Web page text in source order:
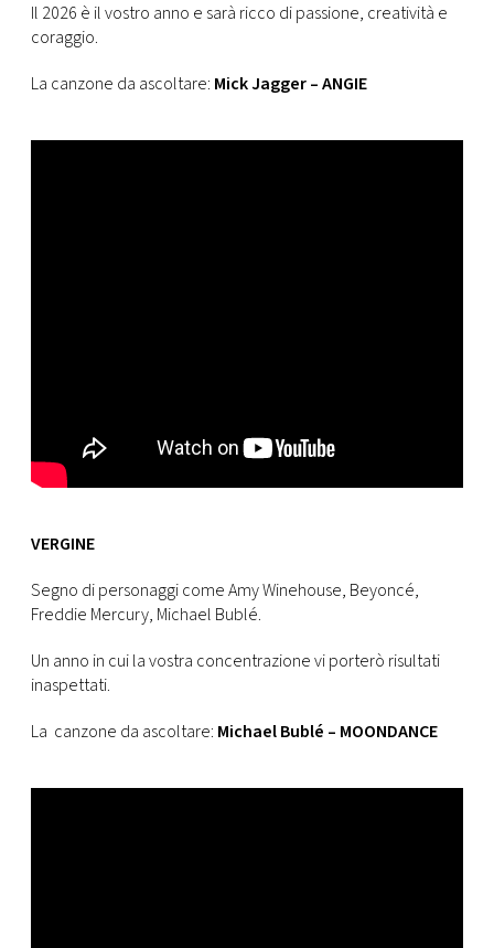
Il 2026 è il vostro anno e sarà ricco di passione, creatività e
coraggio.
La canzone da ascoltare: Mick Jagger – ANGIE
VERGINE
Segno di personaggi come Amy Winehouse, Beyoncé,
Freddie Mercury, Michael Bublé.
Un anno in cui la vostra concentrazione vi porterò risultati
inaspettati.
La canzone da ascoltare: Michael Bublé – MOONDANCE